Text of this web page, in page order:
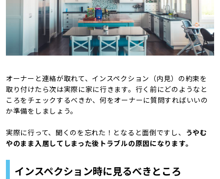
オーナーと連絡が取れて、インスペクション（内見）の約束を
取り付けたら次は実際に家に行きます。行く前にどのようなと
ころをチェックするべきか、何をオーナーに質問すればいいの
か準備をしましょう。
実際に行って、聞くのを忘れた！となると面倒ですし、
うやむ
やのまま入居してしまった後トラブルの原因になります。
インスペクション時に見るべきところ